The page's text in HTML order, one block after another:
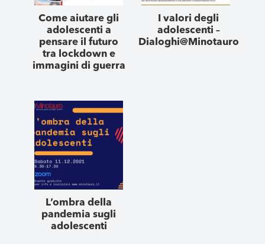
Come aiutare gli
adolescenti a
pensare il futuro
tra lockdown e
immagini di guerra
I valori degli
adolescenti –
Dialoghi@Minotauro
L’ombra della
pandemia sugli
adolescenti